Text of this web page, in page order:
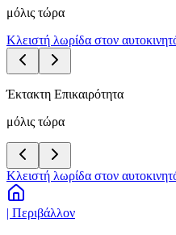
μόλις τώρα
Κλειστή λωρίδα στον
Έκτακτη Επικαιρότητα
μόλις τώρα
Κλειστή λωρίδα στον
| Περιβάλλον